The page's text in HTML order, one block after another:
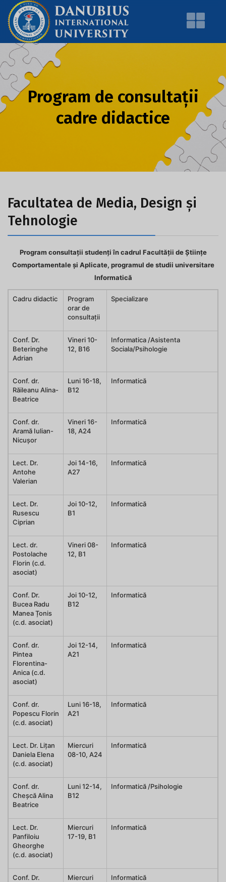
Program de consultații
cadre didactice
Facultatea de Media, Design și
Tehnologie
Program consultații studenți în cadrul Facultății de Științe
Comportamentale și Aplicate, programul de studii universitare
Informatică
Cadru didactic
Program
orar de
consultații
Specializare
Conf. Dr.
Beteringhe
Adrian
Vineri 10-
12, B16
Informatica /Asistenta
Sociala/Psihologie
Conf. dr.
Răileanu Alina-
Beatrice
Luni 16-18,
B12
Informatică
Conf. dr.
Aramă Iulian-
Nicușor
Vineri 16-
18, A24
Informatică
Lect. Dr.
Antohe
Valerian
Joi 14-16,
A27
Informatică
Lect. Dr.
Rusescu
Ciprian
Joi 10-12,
B1
Informatică
Lect. dr.
Postolache
Florin (c.d.
asociat)
Vineri 08-
12, B1
Informatică
Conf. Dr.
Bucea Radu
Manea Țonis
(c.d. asociat)
Joi 10-12,
B12
Informatică
Conf. dr.
Pintea
Florentina-
Anica (c.d.
asociat)
Joi 12-14,
A21
Informatică
Conf. dr.
Popescu Florin
(c.d. asociat)
Luni 16-18,
A21
Informatică
Lect. Dr. Lițan
Daniela Elena
(c.d. asociat)
Miercuri
08-10, A24
Informatică
Conf. dr.
Cheșcă Alina
Beatrice
Luni 12-14,
B12
Informatică /Psihologie
Lect. Dr.
Panfiloiu
Gheorghe
(c.d. asociat)
Miercuri
17-19, B1
Informatică
Conf. Dr.
Miercuri
Informatică